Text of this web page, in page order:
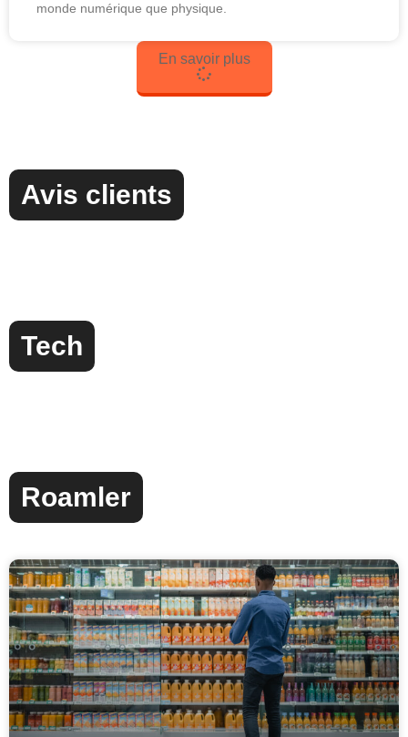
monde numérique que physique.
En savoir plus
Avis clients
Tech
Roamler